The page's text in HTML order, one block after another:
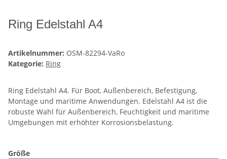
Ring Edelstahl A4
Artikelnummer: OSM-82294-VaRo
Kategorie: Ring
Ring Edelstahl A4. Für Boot, Außenbereich, Befestigung,
Montage und maritime Anwendungen. Edelstahl A4 ist die
robuste Wahl für Außenbereich, Feuchtigkeit und maritime
Umgebungen mit erhöhter Korrosionsbelastung.
Größe